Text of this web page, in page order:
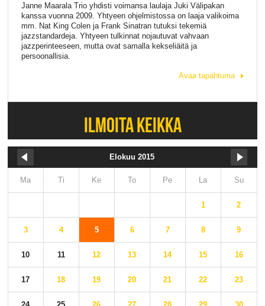
Janne Maarala Trio yhdisti voimansa laulaja Juki Välipakan
kanssa vuonna 2009. Yhtyeen ohjelmistossa on laaja valikoima
mm. Nat King Colen ja Frank Sinatran tutuksi tekemiä
jazzstandardeja. Yhtyeen tulkinnat nojautuvat vahvaan
jazzperinteeseen, mutta ovat samalla kekseliäitä ja
persoonallisia.
Avaa tapahtuma
ILMOITA KEIKKA
Elokuu 2015
Ma Ti Ke To Pe La Su
1 2
3 4 5 6 7 8 9
10 11 12 13 14 15 16
17 18 19 20 21 22 23